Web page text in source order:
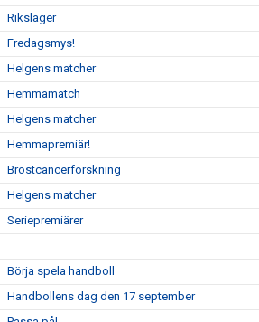
Riksläger
Fredagsmys!
Helgens matcher
Hemmamatch
Helgens matcher
Hemmapremiär!
Bröstcancerforskning
Helgens matcher
Seriepremiärer
Börja spela handboll
Handbollens dag den 17 september